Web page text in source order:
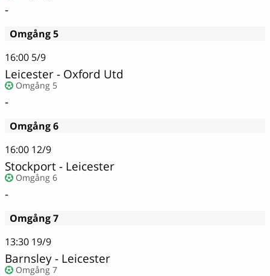
-
Omgång 5
16:00 5/9
Leicester - Oxford Utd
Omgång 5
-
Omgång 6
16:00 12/9
Stockport - Leicester
Omgång 6
-
Omgång 7
13:30 19/9
Barnsley - Leicester
Omgång 7